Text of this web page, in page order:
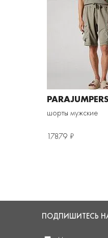
PARAJUMPERS
шорты мужские
17879 ₽
ПОДПИШИТЕСЬ